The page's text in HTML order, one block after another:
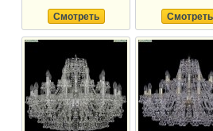
Смотреть Смотреть